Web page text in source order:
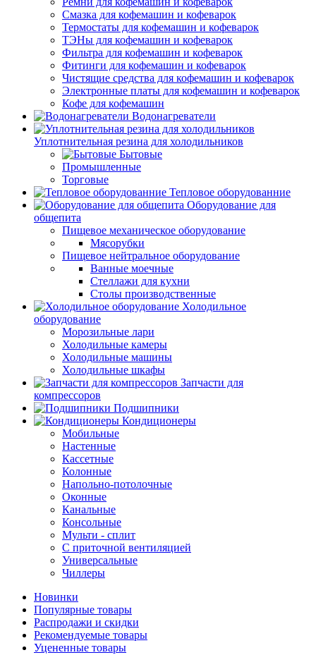
Смазка для кофемашин и кофеварок
Термостаты для кофемашин и кофеварок
ТЭНы для кофемашин и кофеварок
Фильтра для кофемашин и кофеварок
Фитинги для кофемашин и кофеварок
Чистящие средства для кофемашин и кофеварок
Электронные платы для кофемашин и кофеварок
Кофе для кофемашин
Водонагреватели
Уплотнительная резина для холодильников
Бытовые
Промышленные
Торговые
Тепловое оборудованние
Оборудование для
общепита
Пищевое механическое оборудование
Мясорубки
Пищевое нейтральное оборудование
Ванные моечные
Стеллажи для кухни
Столы производственные
Холодильное
оборудование
Морозильные лари
Холодильные камеры
Холодильные машины
Холодильные шкафы
Запчасти для
компрессоров
Подшипники
Кондиционеры
Мобильные
Настенные
Кассетные
Колонные
Напольно-потолочные
Оконные
Канальные
Консольные
Мульти - сплит
С приточной вентиляцией
Универсальные
Чиллеры
Новинки
Популярные товары
Распродажи и скидки
Рекомендуемые товары
Уцененные товары